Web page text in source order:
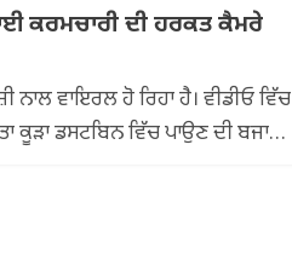
ਕਰਮਚਾਰੀ ਦੀ ਹਰਕਤ ਕੈਮਰੇ
ਵਾਇਰਲ ਹੋ ਰਿਹਾ ਹੈ। ਵੀਡੀਓ ਵਿੱਚ
ਡਸਟਬਿਨ ਵਿੱਚ ਪਾਉਣ ਦੀ ਬਜਾਏ